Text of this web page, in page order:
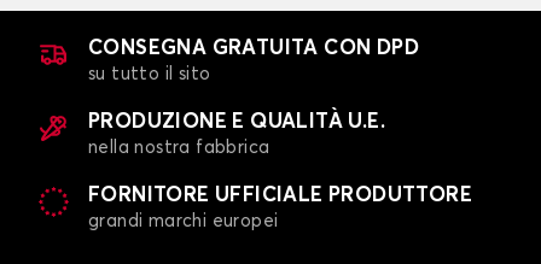
CONSEGNA GRATUITA CON DPD
su tutto il sito
PRODUZIONE E QUALITÀ U.E.
nella nostra fabbrica
FORNITORE UFFICIALE PRODUTTORE
grandi marchi europei